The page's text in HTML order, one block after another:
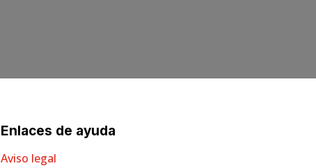
Enlaces de ayuda
Aviso legal